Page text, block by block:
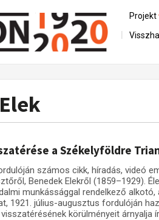
Projekt
Az
Utókor
a Székelyföldre
számos cikk, híradás, videó
Benedek Elekről (1859–1929).
munkássággal rendelkező
1921. július-augusztus fordulóján
körülményeit árnyalja